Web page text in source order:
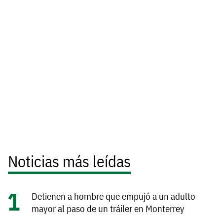
Noticias más leídas
Detienen a hombre que empujó a un adulto
mayor al paso de un tráiler en Monterrey